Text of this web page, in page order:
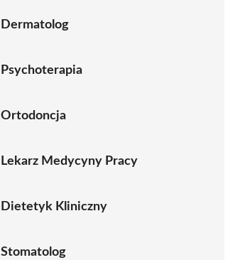
Dermatolog
Psychoterapia
Ortodoncja
Lekarz Medycyny Pracy
Dietetyk Kliniczny
Stomatolog